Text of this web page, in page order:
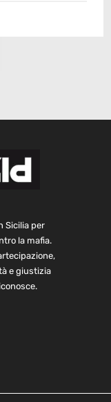
Sicilia per
la mafia.
e giustizia